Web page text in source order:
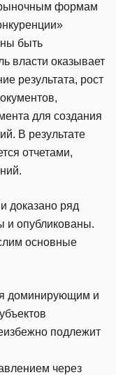
рыночным формам
быть
власти оказывает
результата, рост
для создания
В результате
отчетами,
доказано ряд
и опубликованы.
основные
доминирующим и
подлежит
через